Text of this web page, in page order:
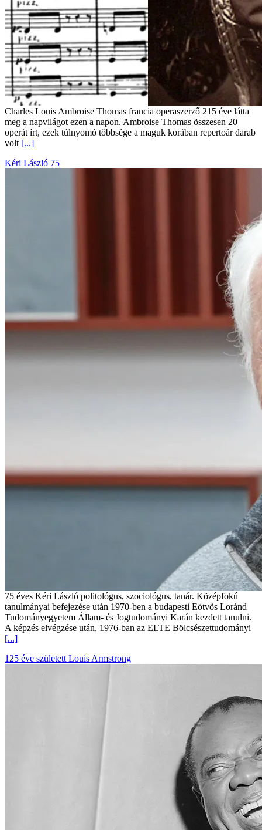
Charles Louis Ambroise Thomas francia operaszerző 215 éve látta
meg a napvilágot ezen a napon. Ambroise Thomas összesen 20
operát írt, ezek túlnyomó többsége a maguk korában repertoár darab
volt [...]
Kéri László 75
75 éves Kéri László politológus, szociológus, tanár. Középfokú
tanulmányai befejezése után 1970-ben a budapesti Eötvös Loránd
Tudományegyetem Állam- és Jogtudományi Karán kezdett tanulni.
A képzés elvégzése után, 1976-ban az ELTE Bölcsészettudományi
[...]
125 éve született Louis Armstrong